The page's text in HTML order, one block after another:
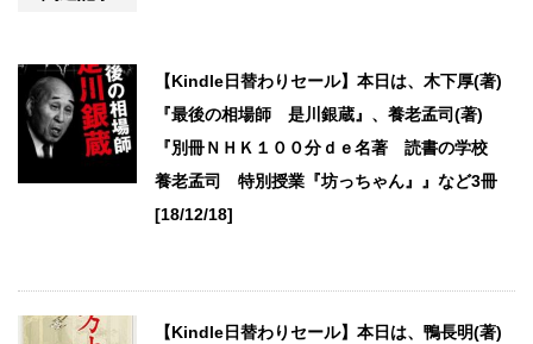
【Kindle日替わりセール】本日は、木下厚(著)
『最後の相場師 是川銀蔵』、養老孟司(著)
『別冊ＮＨＫ１００分ｄｅ名著 読書の学校
養老孟司 特別授業『坊っちゃん』』など3冊
[18/12/18]
【Kindle日替わりセール】本日は、鴨長明(著)